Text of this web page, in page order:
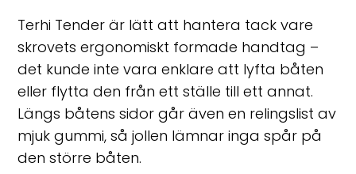
Terhi Tender är lätt att hantera tack vare
skrovets ergonomiskt formade handtag –
det kunde inte vara enklare att lyfta båten
eller flytta den från ett ställe till ett annat.
Längs båtens sidor går även en relingslist av
mjuk gummi, så jollen lämnar inga spår på
den större båten.